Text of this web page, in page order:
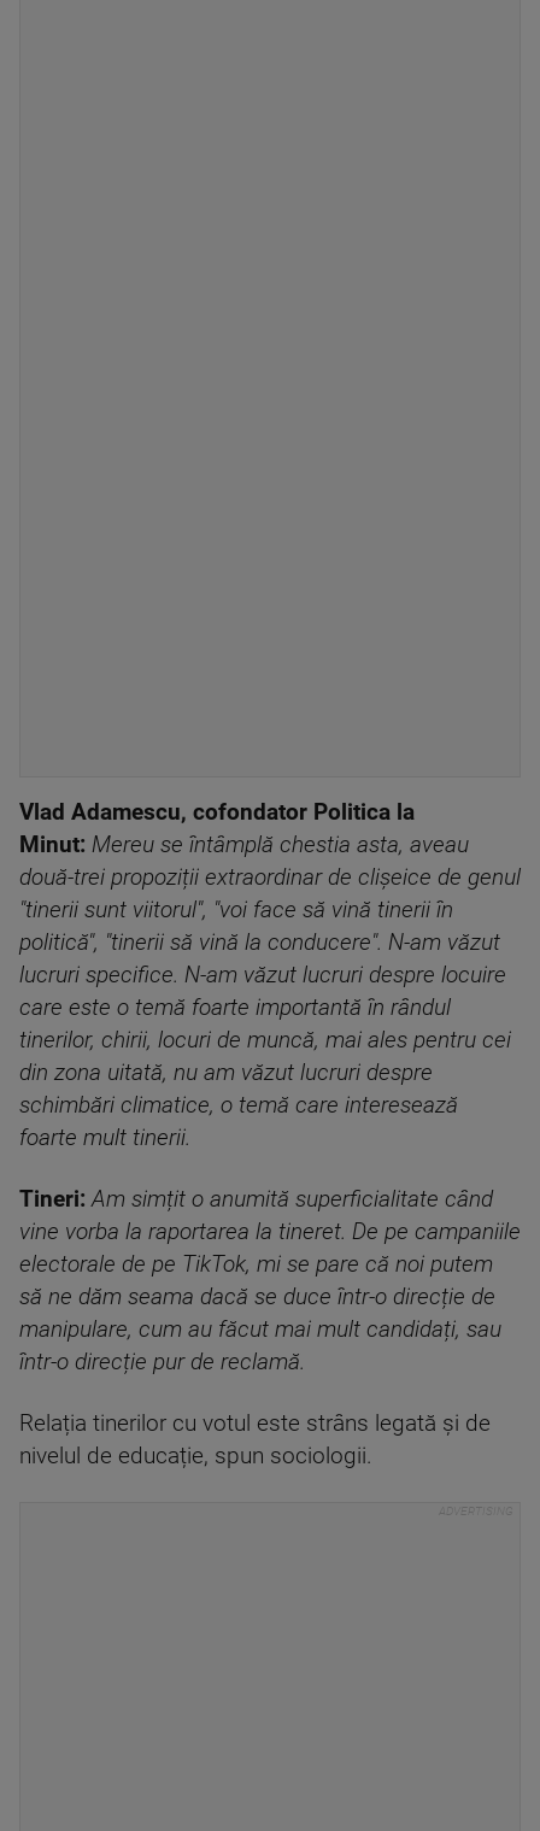
Vlad Adamescu, cofondator Politica la
Minut: Mereu se întâmplă chestia asta, aveau
două-trei propoziții extraordinar de clișeice de genul
"tinerii sunt viitorul", "voi face să vină tinerii în
politică", "tinerii să vină la conducere". N-am văzut
lucruri specifice. N-am văzut lucruri despre locuire
care este o temă foarte importantă în rândul
tinerilor, chirii, locuri de muncă, mai ales pentru cei
din zona uitată, nu am văzut lucruri despre
schimbări climatice, o temă care interesează
foarte mult tinerii.
Tineri: Am simțit o anumită superficialitate când
vine vorba la raportarea la tineret. De pe campaniile
electorale de pe TikTok, mi se pare că noi putem
să ne dăm seama dacă se duce într-o direcție de
manipulare, cum au făcut mai mult candidați, sau
într-o direcție pur de reclamă.
Relația tinerilor cu votul este strâns legată și de
nivelul de educație, spun sociologii.